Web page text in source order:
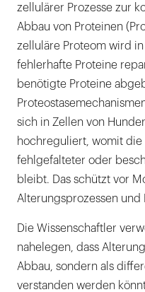
zellulärer Prozesse zur
Abbau von Proteinen
zelluläre Proteom wird
fehlerhafte Proteine
benötigte Proteine
sich in Zellen von
hochreguliert, womit
fehlgefalteter oder
bleibt. Das schützt vor
Alterungsprozessen und
Die Wissenschaftler
nahelegen, dass
Abbau, sondern als
verstanden werden